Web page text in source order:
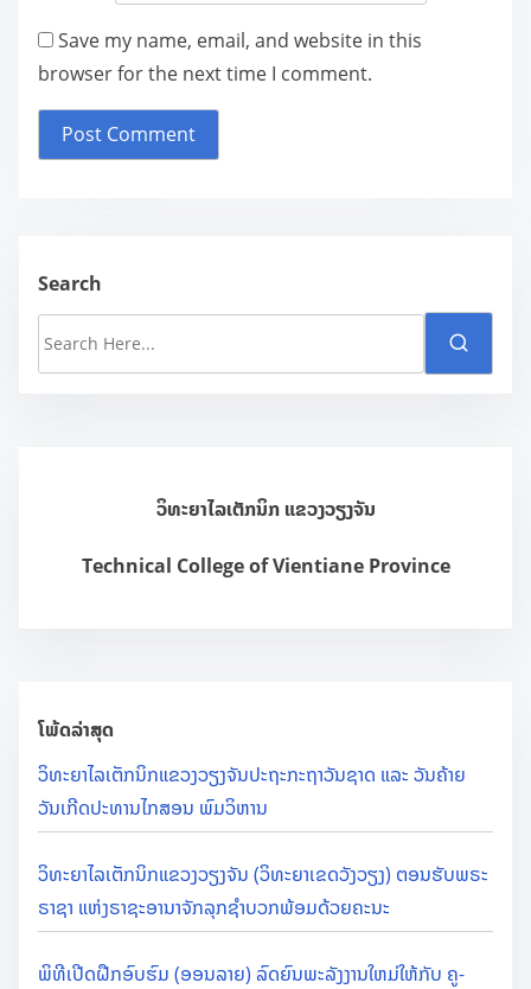
Save my name, email, and website in this
browser for the next time I comment.
Search
.
ວິທະຍາໄລເຕັກນິກ ແຂວງວຽງຈັນ
Technical College of Vientiane Province
ໂພ້ດລ່າສຸດ
ວິທະຍາໄລເຕັກນິກແຂວງວຽງຈັນປະຖະກະຖາວັນຊາດ ແລະ ວັນຄ້າຍ
ວັນເກີດປະທານໄກສອນ ພົມວິຫານ
ວິທະຍາໄລເຕັກນິກແຂວງວຽງຈັນ (ວິທະຍາເຂດວັງວຽງ) ຕອນຮັບພຣະ
ຣາຊາ ແຫ່ງຣາຊະອານາຈັກລຸກຊຳບວກພ້ອມດ້ວຍຄະນະ
ພິທີເປີດຝືກອົບຮົມ (ອອນລາຍ) ລົດຍົນພະລັງງານໃຫມ່ໃຫ້ກັບ ຄູ-